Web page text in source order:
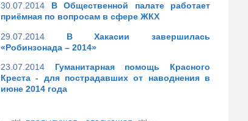
30.07.2014
В Общественной палате работает
приёмная по вопросам в сфере ЖКХ
29.07.2014
В Хакасии завершилась
«Робинзонада – 2014»
23.07.2014
Гуманитарная помощь Красного
Креста - для пострадавших от наводнения в
июне 2014 года